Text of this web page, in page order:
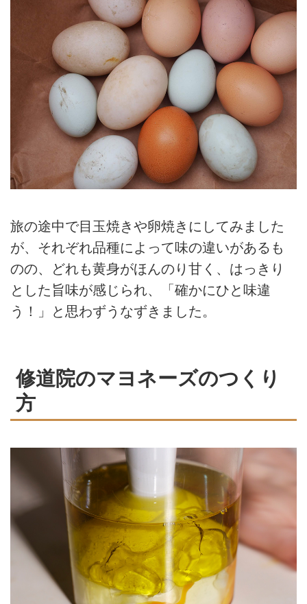
旅の途中で目玉焼きや卵焼きにしてみました
が、それぞれ品種によって味の違いがあるも
のの、どれも黄身がほんのり甘く、はっきり
とした旨味が感じられ、「確かにひと味違
う！」と思わずうなずきました。
修道院のマヨネーズのつくり
方